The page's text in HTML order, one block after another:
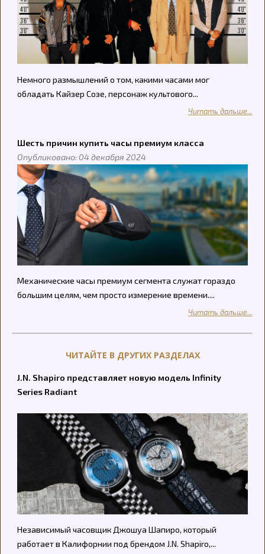
Немного размышлений о том, какими часами мог
обладать Кайзер Созе, персонаж культового...
Читать дальше...
Шесть причин купить часы премиум класса
Опубликовано: 04 декабря 2024
Механические часы премиум сегмента служат гораздо
большим целям, чем просто измерение времени....
Читать дальше...
ЧИТАЙТЕ В ДРУГИХ РАЗДЕЛАХ
J.N. Shapiro представляет новую модель Infinity
Series Radiant
Независимый часовщик Джошуа Шапиро, который
работает в Калифорнии под брендом J.N. Shapiro,...